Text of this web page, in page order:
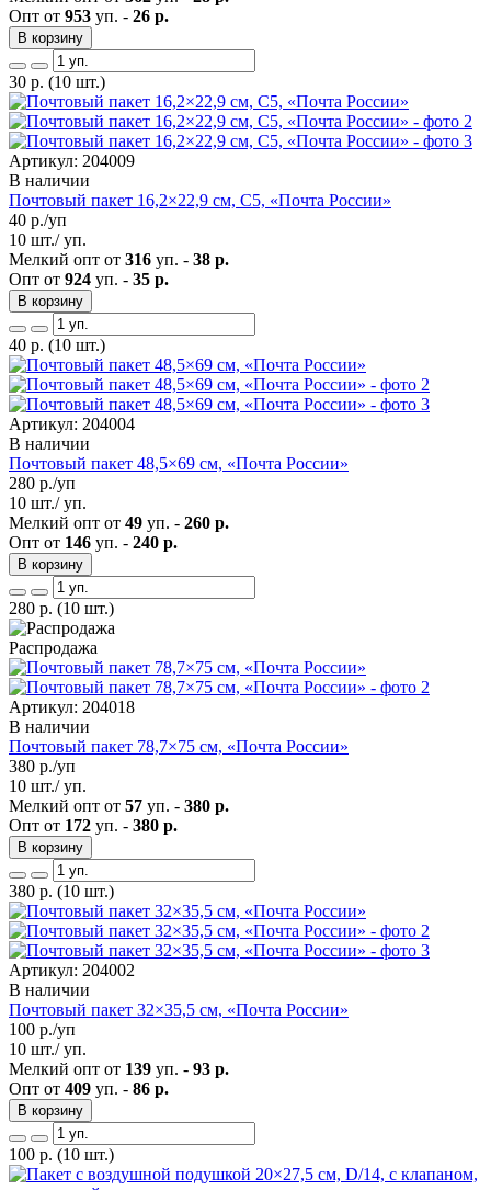
Опт от 953 уп. - 26 р.
В корзину
30 р. (10 шт.)
Артикул: 204009
В наличии
Почтовый пакет 16,2×22,9 см, С5, «Почта России»
40 р./уп
10 шт./ уп.
Мелкий опт от 316 уп. - 38 р.
Опт от 924 уп. - 35 р.
В корзину
40 р. (10 шт.)
Артикул: 204004
В наличии
Почтовый пакет 48,5×69 см, «Почта России»
280 р./уп
10 шт./ уп.
Мелкий опт от 49 уп. - 260 р.
Опт от 146 уп. - 240 р.
В корзину
280 р. (10 шт.)
Распродажа
Артикул: 204018
В наличии
Почтовый пакет 78,7×75 см, «Почта России»
380 р./уп
10 шт./ уп.
Мелкий опт от 57 уп. - 380 р.
Опт от 172 уп. - 380 р.
В корзину
380 р. (10 шт.)
Артикул: 204002
В наличии
Почтовый пакет 32×35,5 см, «Почта России»
100 р./уп
10 шт./ уп.
Мелкий опт от 139 уп. - 93 р.
Опт от 409 уп. - 86 р.
В корзину
100 р. (10 шт.)